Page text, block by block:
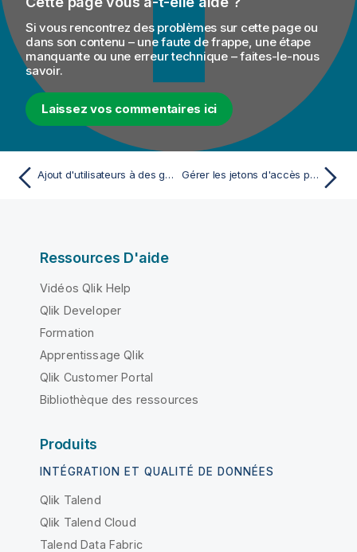
Si vous rencontrez des problèmes sur cette page ou
dans son contenu – une faute de frappe, une étape
manquante ou une erreur technique – faites-le-nous
savoir.
Laissez vos commentaires ici
Ajout d'utilisateurs à des groupes Talend Gérer les jetons d'accès personnels pour tous les utilisateurs et toutes les utilisatrices
Ressources D'aide
Vidéos Qlik Help
Qlik Developer
Formation
Apprentissage Qlik
Qlik Customer Portal
Bibliothèque des ressources
Produits
INTÉGRATION ET QUALITÉ DE DONNÉES
Qlik Talend
Qlik Talend Cloud
Talend Data Fabric